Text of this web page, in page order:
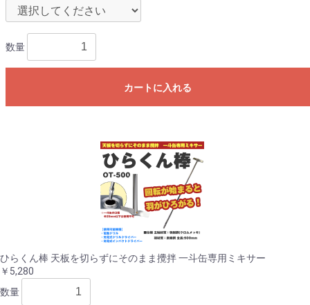
数量
カートに入れる
ひらくん棒 天板を切らずにそのまま攪拌 一斗缶専用ミキサー
￥5,280
数量